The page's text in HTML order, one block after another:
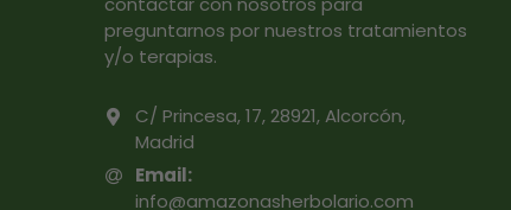
preguntarnos por nuestros tratamientos
y/o terapias.
C/ Princesa, 17, 28921, Alcorcón,
Madrid
Email:
info@amazonasherbolario.com